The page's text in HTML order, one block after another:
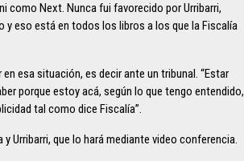
como Next. Nunca fui favorecido por Urribarri,
y eso está en todos los libros a los que la Fiscalía
esa situación, es decir ante un tribunal. “Estar
porque estoy acá, según lo que tengo entendido,
tal como dice Fiscalía”.
Urribarri, que lo hará mediante video conferencia.